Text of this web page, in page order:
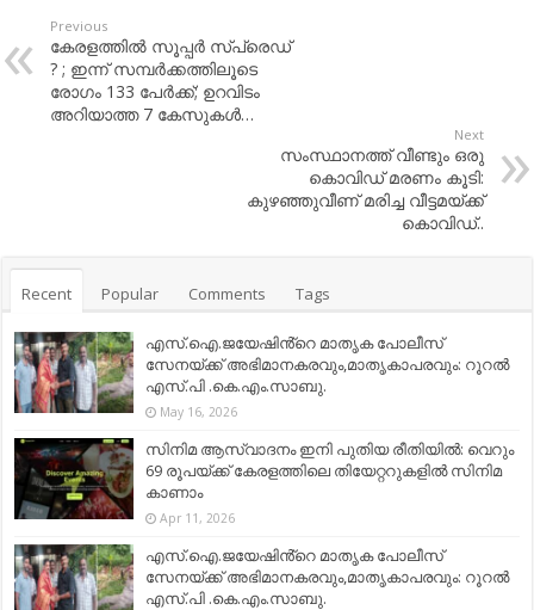
Previous
കേരളത്തില്‍ സൂപ്പര്‍ സ്പ്രെഡ്
? ; ഇന്ന് സമ്പര്‍ക്കത്തിലൂടെ
രോഗം 133 പേര്‍ക്ക്; ഉറവിടം
അറിയാത്ത 7 കേസുകള്‍…
Next
സംസ്ഥാനത്ത് വീണ്ടും ഒരു
കൊവിഡ് മരണം കൂടി:
കുഴഞ്ഞുവീണ് മരിച്ച വീട്ടമയ്ക്ക്
കൊവിഡ്..
Recent Popular Comments Tags
എസ്.ഐ.ജയേഷിൻ്റെ മാതൃക പോലീസ്
സേനയ്ക്ക് അഭിമാനകരവും,മാതൃകാപരവും: റൂറൽ
എസ്.പി .കെ.എം.സാബു.
May 16, 2026
സിനിമ ആസ്വാദനം ഇനി പുതിയ രീതിയിൽ: വെറും
69 രൂപയ്ക്ക് കേരളത്തിലെ തിയേറ്ററുകളിൽ സിനിമ
കാണാം
Apr 11, 2026
എസ്.ഐ.ജയേഷിൻ്റെ മാതൃക പോലീസ്
സേനയ്ക്ക് അഭിമാനകരവും,മാതൃകാപരവും: റൂറൽ
എസ്.പി .കെ.എം.സാബു.